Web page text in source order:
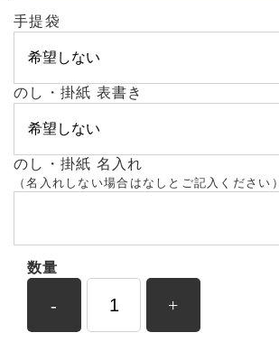
手提袋
のし・掛紙 表書き
のし・掛紙 名入れ
（名入れしない場合はなしとご記入ください）
数量
- +